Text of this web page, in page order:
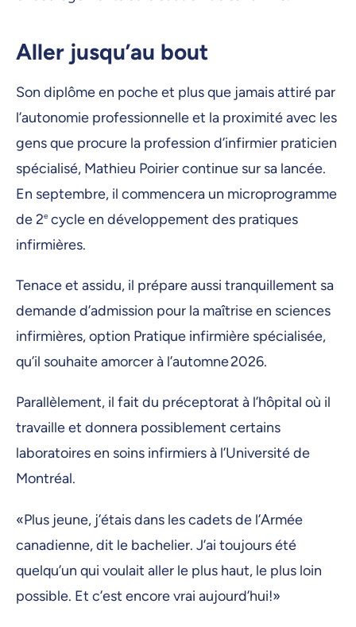
Aller jusqu’au bout
Son diplôme en poche et plus que jamais attiré par
l’autonomie professionnelle et la proximité avec les
gens que procure la profession d’infirmier praticien
spécialisé, Mathieu Poirier continue sur sa lancée.
En septembre, il commencera un microprogramme
de 2e cycle en développement des pratiques
infirmières.
Tenace et assidu, il prépare aussi tranquillement sa
demande d’admission pour la maîtrise en sciences
infirmières, option Pratique infirmière spécialisée,
qu’il souhaite amorcer à l’automne 2026.
Parallèlement, il fait du préceptorat à l’hôpital où il
travaille et donnera possiblement certains
laboratoires en soins infirmiers à l’Université de
Montréal.
«Plus jeune, j’étais dans les cadets de l’Armée
canadienne, dit le bachelier. J’ai toujours été
quelqu’un qui voulait aller le plus haut, le plus loin
possible. Et c’est encore vrai aujourd’hui!»